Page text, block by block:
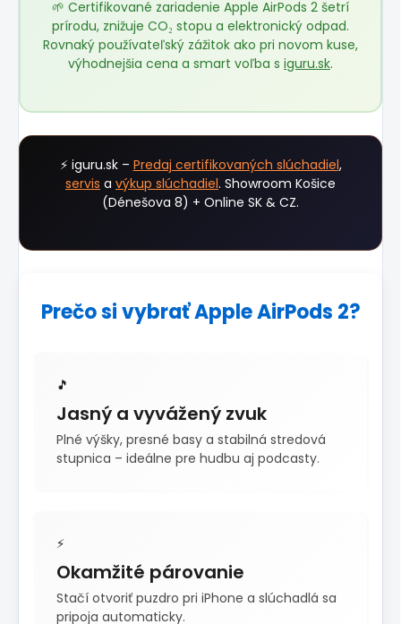
🌱 Certifikované zariadenie Apple AirPods 2 šetrí
prírodu, znižuje CO₂ stopu a elektronický odpad.
Rovnaký používateľský zážitok ako pri novom kuse,
výhodnejšia cena a smart voľba s iguru.sk.
⚡ iguru.sk – Predaj certifikovaných slúchadiel,
servis a výkup slúchadiel. Showroom Košice
(Dénešova 8) + Online SK & CZ.
Prečo si vybrať Apple AirPods 2?
🎵
Jasný a vyvážený zvuk
Plné výšky, presné basy a stabilná stredová
stupnica – ideálne pre hudbu aj podcasty.
⚡
Okamžité párovanie
Stačí otvoriť puzdro pri iPhone a slúchadlá sa
pripoja automaticky.